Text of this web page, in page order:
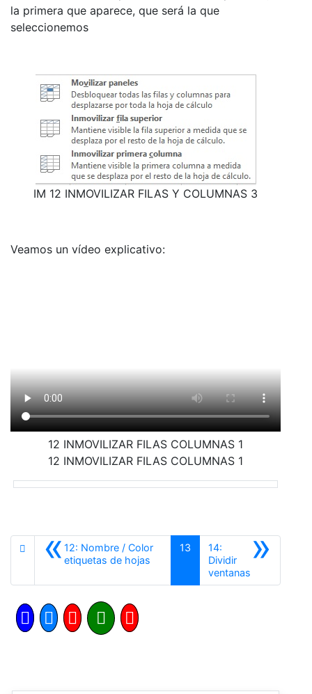
la primera que aparece, que será la que
seleccionemos
IM 12 INMOVILIZAR FILAS Y COLUMNAS 3
Veamos un vídeo explicativo:
12 INMOVILIZAR FILAS COLUMNAS 1
12 INMOVILIZAR FILAS COLUMNAS 1
«12: Nombre / Color
etiquetas de hojas
13 »
14:
Dividir
ventanasSiguiente